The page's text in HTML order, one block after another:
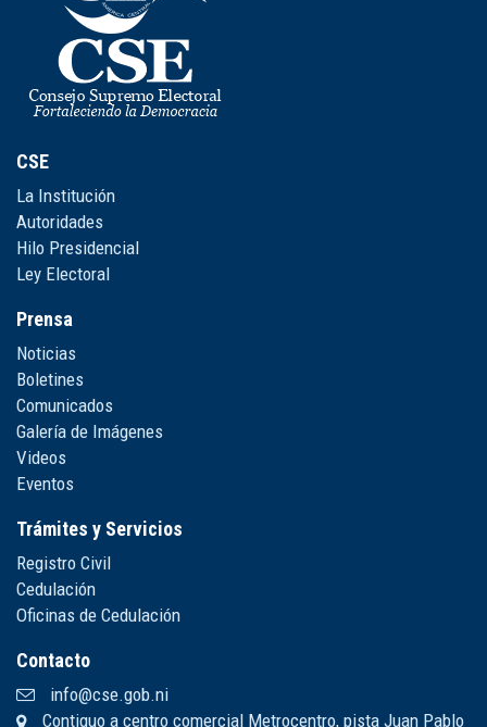
CSE
La Institución
Autoridades
Hilo Presidencial
Ley Electoral
Prensa
Noticias
Boletines
Comunicados
Galería de Imágenes
Videos
Eventos
Trámites y Servicios
Registro Civil
Cedulación
Oficinas de Cedulación
Contacto
info@cse.gob.ni
Contiguo a centro comercial Metrocentro, pista Juan Pablo